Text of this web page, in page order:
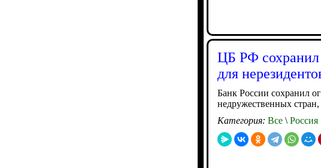
ЦБ РФ сохранил
для
Банк России сохранил
недружественных стран,
Категория: Все \ Россия